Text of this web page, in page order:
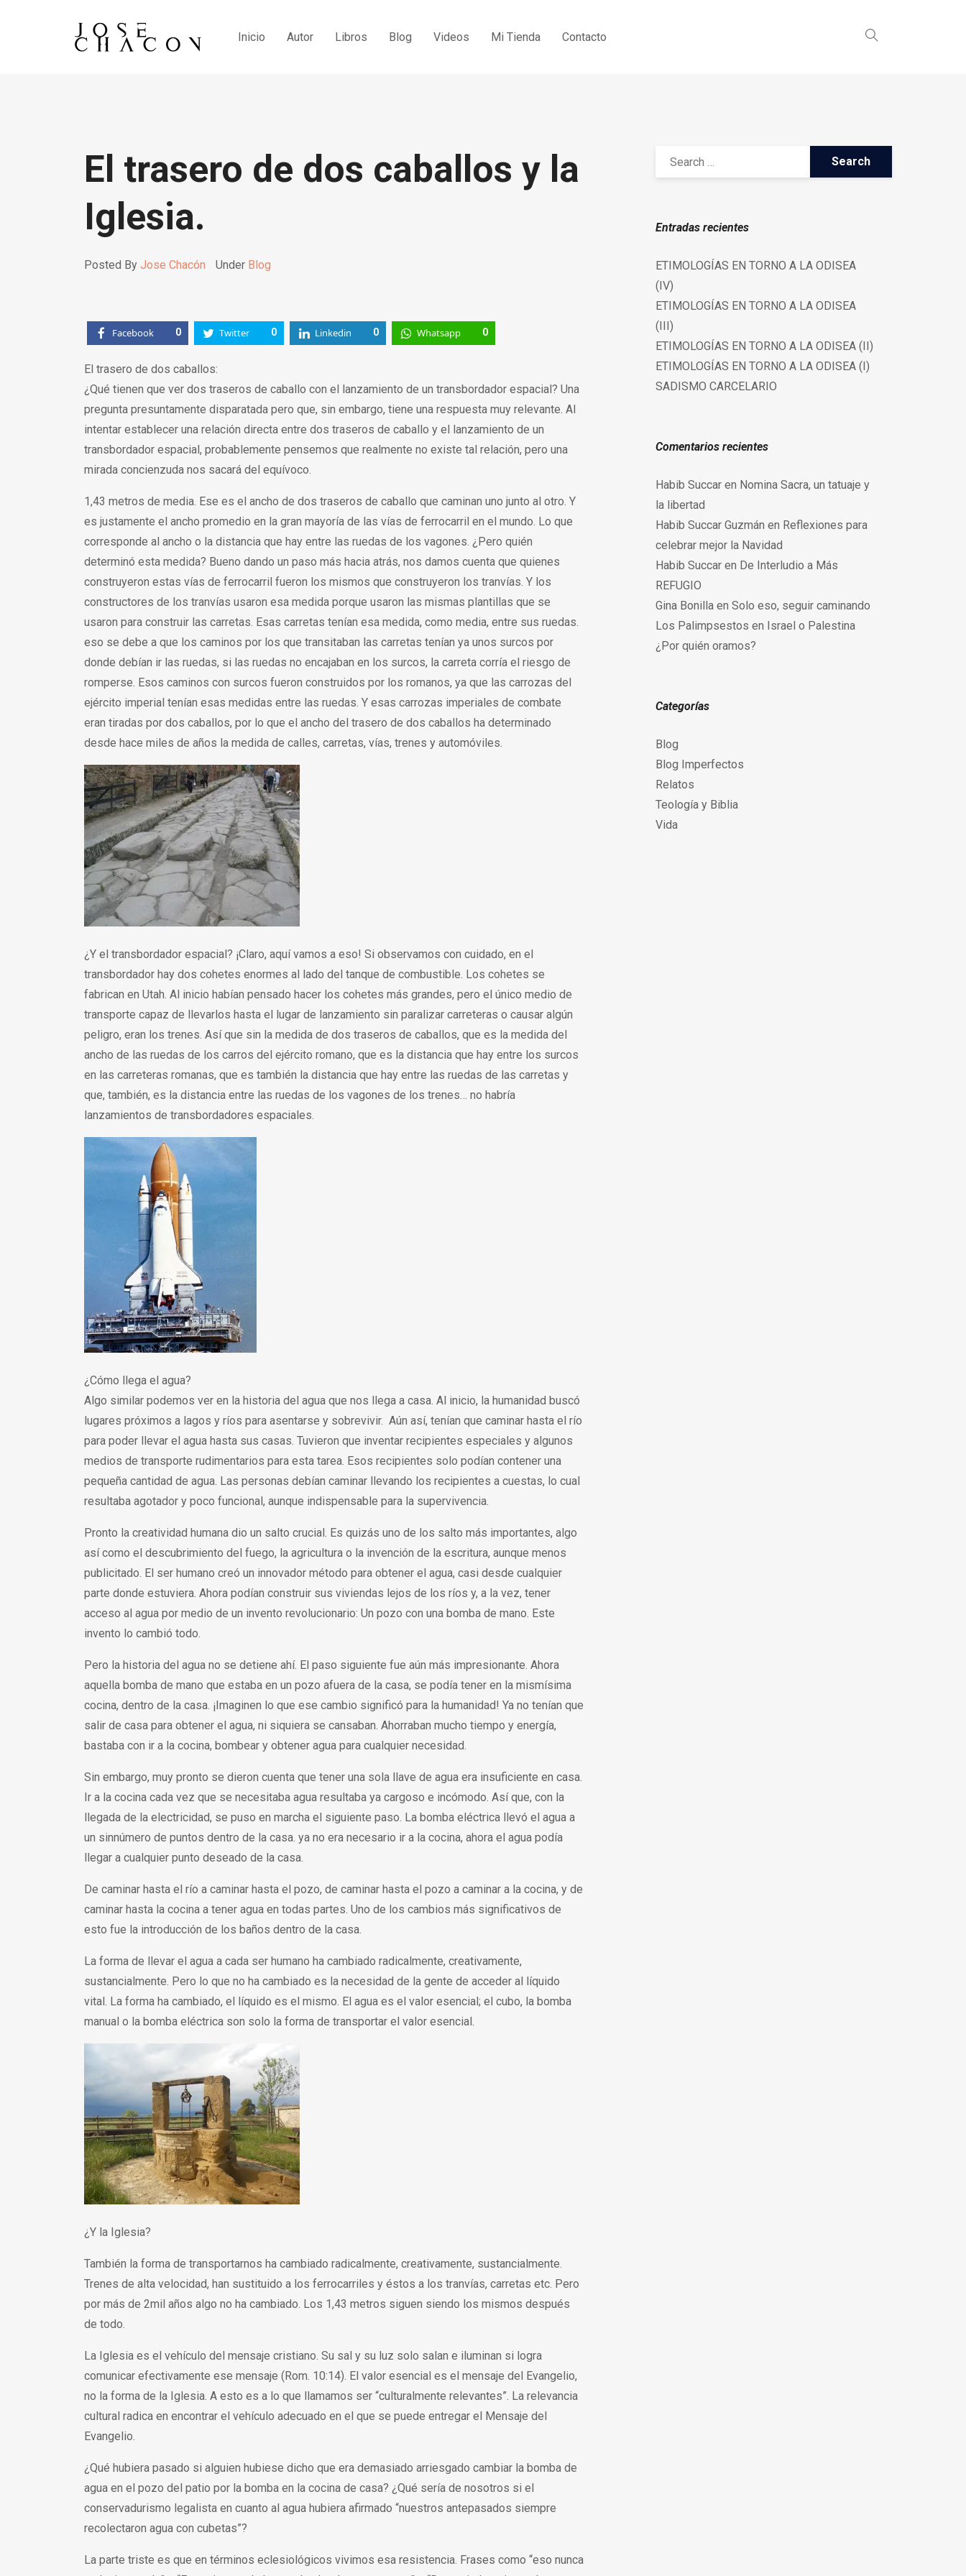
Inicio Autor Libros Blog Videos Mi Tienda Contacto
El trasero de dos caballos y la
Iglesia.
Posted By Jose Chacón Under Blog
Facebook 0 Twitter 0 Linkedin 0 Whatsapp 0
El trasero de dos caballos:
¿Qué tienen que ver dos traseros de caballo con el lanzamiento de un transbordador espacial? Una
pregunta presuntamente disparatada pero que, sin embargo, tiene una respuesta muy relevante. Al
intentar establecer una relación directa entre dos traseros de caballo y el lanzamiento de un
transbordador espacial, probablemente pensemos que realmente no existe tal relación, pero una
mirada concienzuda nos sacará del equívoco.
1,43 metros de media. Ese es el ancho de dos traseros de caballo que caminan uno junto al otro. Y
es justamente el ancho promedio en la gran mayoría de las vías de ferrocarril en el mundo. Lo que
corresponde al ancho o la distancia que hay entre las ruedas de los vagones. ¿Pero quién
determinó esta medida? Bueno dando un paso más hacia atrás, nos damos cuenta que quienes
construyeron estas vías de ferrocarril fueron los mismos que construyeron los tranvías. Y los
constructores de los tranvías usaron esa medida porque usaron las mismas plantillas que se
usaron para construir las carretas. Esas carretas tenían esa medida, como media, entre sus ruedas.
eso se debe a que los caminos por los que transitaban las carretas tenían ya unos surcos por
donde debían ir las ruedas, si las ruedas no encajaban en los surcos, la carreta corría el riesgo de
romperse. Esos caminos con surcos fueron construidos por los romanos, ya que las carrozas del
ejército imperial tenían esas medidas entre las ruedas. Y esas carrozas imperiales de combate
eran tiradas por dos caballos, por lo que el ancho del trasero de dos caballos ha determinado
desde hace miles de años la medida de calles, carretas, vías, trenes y automóviles.
¿Y el transbordador espacial? ¡Claro, aquí vamos a eso! Si observamos con cuidado, en el
transbordador hay dos cohetes enormes al lado del tanque de combustible. Los cohetes se
fabrican en Utah. Al inicio habían pensado hacer los cohetes más grandes, pero el único medio de
transporte capaz de llevarlos hasta el lugar de lanzamiento sin paralizar carreteras o causar algún
peligro, eran los trenes. Así que sin la medida de dos traseros de caballos, que es la medida del
ancho de las ruedas de los carros del ejército romano, que es la distancia que hay entre los surcos
en las carreteras romanas, que es también la distancia que hay entre las ruedas de las carretas y
que, también, es la distancia entre las ruedas de los vagones de los trenes… no habría
lanzamientos de transbordadores espaciales.
¿Cómo llega el agua?
Algo similar podemos ver en la historia del agua que nos llega a casa. Al inicio, la humanidad buscó
lugares próximos a lagos y ríos para asentarse y sobrevivir. Aún así, tenían que caminar hasta el río
para poder llevar el agua hasta sus casas. Tuvieron que inventar recipientes especiales y algunos
medios de transporte rudimentarios para esta tarea. Esos recipientes solo podían contener una
pequeña cantidad de agua. Las personas debían caminar llevando los recipientes a cuestas, lo cual
resultaba agotador y poco funcional, aunque indispensable para la supervivencia.
Pronto la creatividad humana dio un salto crucial. Es quizás uno de los salto más importantes, algo
así como el descubrimiento del fuego, la agricultura o la invención de la escritura, aunque menos
publicitado. El ser humano creó un innovador método para obtener el agua, casi desde cualquier
parte donde estuviera. Ahora podían construir sus viviendas lejos de los ríos y, a la vez, tener
acceso al agua por medio de un invento revolucionario: Un pozo con una bomba de mano. Este
invento lo cambió todo.
Pero la historia del agua no se detiene ahí. El paso siguiente fue aún más impresionante. Ahora
aquella bomba de mano que estaba en un pozo afuera de la casa, se podía tener en la mismísima
cocina, dentro de la casa. ¡Imaginen lo que ese cambio significó para la humanidad! Ya no tenían que
salir de casa para obtener el agua, ni siquiera se cansaban. Ahorraban mucho tiempo y energía,
bastaba con ir a la cocina, bombear y obtener agua para cualquier necesidad.
Sin embargo, muy pronto se dieron cuenta que tener una sola llave de agua era insuficiente en casa.
Ir a la cocina cada vez que se necesitaba agua resultaba ya cargoso e incómodo. Así que, con la
llegada de la electricidad, se puso en marcha el siguiente paso. La bomba eléctrica llevó el agua a
un sinnúmero de puntos dentro de la casa. ya no era necesario ir a la cocina, ahora el agua podía
llegar a cualquier punto deseado de la casa.
De caminar hasta el río a caminar hasta el pozo, de caminar hasta el pozo a caminar a la cocina, y de
caminar hasta la cocina a tener agua en todas partes. Uno de los cambios más significativos de
esto fue la introducción de los baños dentro de la casa.
La forma de llevar el agua a cada ser humano ha cambiado radicalmente, creativamente,
sustancialmente. Pero lo que no ha cambiado es la necesidad de la gente de acceder al líquido
vital. La forma ha cambiado, el líquido es el mismo. El agua es el valor esencial; el cubo, la bomba
manual o la bomba eléctrica son solo la forma de transportar el valor esencial.
¿Y la Iglesia?
También la forma de transportarnos ha cambiado radicalmente, creativamente, sustancialmente.
Trenes de alta velocidad, han sustituido a los ferrocarriles y éstos a los tranvías, carretas etc. Pero
por más de 2mil años algo no ha cambiado. Los 1,43 metros siguen siendo los mismos después
de todo.
La Iglesia es el vehículo del mensaje cristiano. Su sal y su luz solo salan e iluminan si logra
comunicar efectivamente ese mensaje (Rom. 10:14). El valor esencial es el mensaje del Evangelio,
no la forma de la Iglesia. A esto es a lo que llamamos ser “culturalmente relevantes”. La relevancia
cultural radica en encontrar el vehículo adecuado en el que se puede entregar el Mensaje del
Evangelio.
¿Qué hubiera pasado si alguien hubiese dicho que era demasiado arriesgado cambiar la bomba de
agua en el pozo del patio por la bomba en la cocina de casa? ¿Qué sería de nosotros si el
conservadurismo legalista en cuanto al agua hubiera afirmado “nuestros antepasados siempre
recolectaron agua con cubetas”?
La parte triste es que en términos eclesiológicos vivimos esa resistencia. Frases como “eso nunca
Entradas recientes
ETIMOLOGÍAS EN TORNO A LA ODISEA
(IV)
ETIMOLOGÍAS EN TORNO A LA ODISEA
(III)
ETIMOLOGÍAS EN TORNO A LA ODISEA (II)
ETIMOLOGÍAS EN TORNO A LA ODISEA (I)
SADISMO CARCELARIO
Comentarios recientes
Habib Succar en Nomina Sacra, un tatuaje y
la libertad
Habib Succar Guzmán en Reflexiones para
celebrar mejor la Navidad
Habib Succar en De Interludio a Más
REFUGIO
Gina Bonilla en Solo eso, seguir caminando
Los Palimpsestos en Israel o Palestina
¿Por quién oramos?
Categorías
Blog
Blog Imperfectos
Relatos
Teología y Biblia
Vida